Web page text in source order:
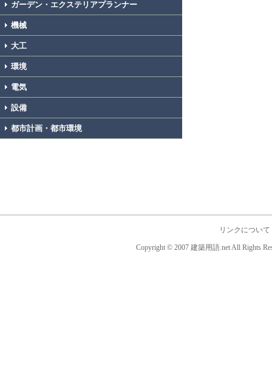
ガーデン・エクステリアプランナー
機械
大工
環境
電気
設備
都市計画・都市環境
リンクについて
Copyright © 2007 建築用語.net All Rights